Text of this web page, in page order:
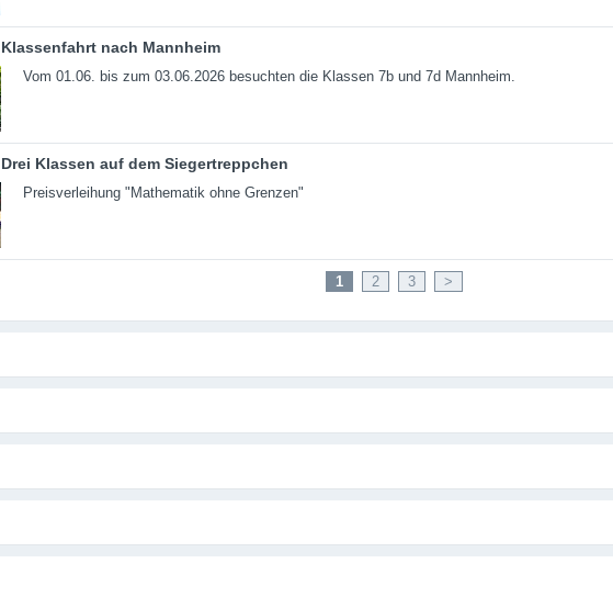
Klassenfahrt nach Mannheim
Vom 01.06. bis zum 03.06.2026 besuchten die Klassen 7b und 7d Mannheim.
Drei Klassen auf dem Siegertreppchen
Preisverleihung "Mathematik ohne Grenzen"
1 2 3 >